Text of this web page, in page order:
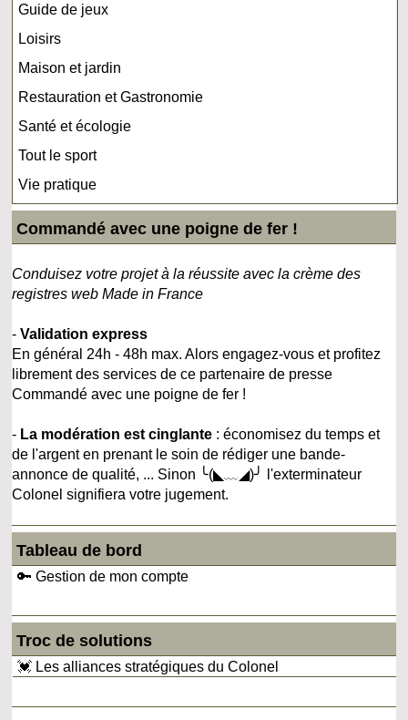
Guide de jeux
Loisirs
Maison et jardin
Restauration et Gastronomie
Santé et écologie
Tout le sport
Vie pratique
Commandé avec une poigne de fer !
Conduisez votre projet à la réussite avec la crème des
registres web Made in France
-Validation express
En général 24h - 48h max. Alors engagez-vous et profitez
librement des services de ce partenaire de presse
Commandé avec une poigne de fer !
- La modération est cinglante : économisez du temps et
de l'argent en prenant le soin de rédiger une bande-
annonce de qualité, ... Sinon ╰(◣﹏◢)╯ l'exterminateur
Colonel signifiera votre jugement.
Tableau de bord
🔑 Gestion de mon compte
Troc de solutions
💓 Les alliances stratégiques du Colonel